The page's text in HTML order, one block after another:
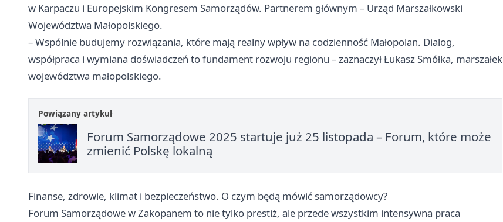
w Karpaczu i Europejskim Kongresem Samorządów. Partnerem głównym – Urząd Marszałkowski
Województwa Małopolskiego.
– Wspólnie budujemy rozwiązania, które mają realny wpływ na codzienność Małopolan. Dialog,
współpraca i wymiana doświadczeń to fundament rozwoju regionu – zaznaczył Łukasz Smółka, marszałek
województwa małopolskiego.
Powiązany artykuł
Forum Samorządowe 2025 startuje już 25 listopada – Forum, które może
zmienić Polskę lokalną
Finanse, zdrowie, klimat i bezpieczeństwo. O czym będą mówić samorządowcy?
Forum Samorządowe w Zakopanem to nie tylko prestiż, ale przede wszystkim intensywna praca